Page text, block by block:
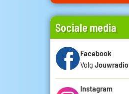
Sociale media
Facebook
Volg Jouwradio
Instagram